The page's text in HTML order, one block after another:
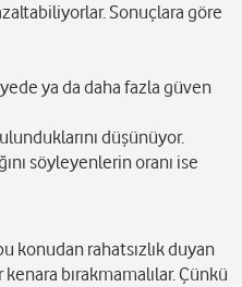
Sonuçlara göre
ya da daha fazla güven
düşünüyor.
söyleyenlerin oranı ise
konudan rahatsızlık duyan
bırakmamalılar. Çünkü